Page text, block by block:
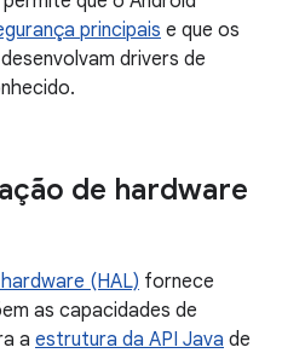
principais e que os
drivers de
de hardware
(HAL) fornece
as capacidades de
a estrutura da API Java de